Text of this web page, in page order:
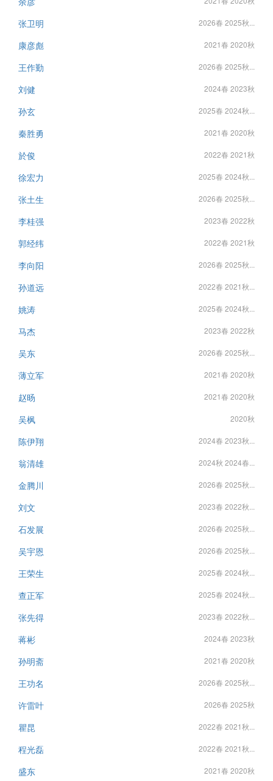
张卫明 2026春 2025秋...
康彦彪 2021春 2020秋
王作勤 2026春 2025秋...
刘健 2024春 2023秋
孙玄 2025春 2024秋...
秦胜勇 2021春 2020秋
於俊 2022春 2021秋
徐宏力 2025春 2024秋...
张土生 2026春 2025秋...
李桂强 2023春 2022秋
郭经纬 2022春 2021秋
李向阳 2026春 2025秋...
孙道远 2022春 2021秋...
姚涛 2025春 2024秋...
马杰 2023春 2022秋
吴东 2026春 2025秋...
薄立军 2021春 2020秋
赵旸 2021春 2020秋
吴枫 2020秋
陈伊翔 2024春 2023秋...
翁清雄 2024秋 2024春...
金腾川 2026春 2025秋...
刘文 2023春 2022秋...
石发展 2026春 2025秋...
吴宇恩 2026春 2025秋...
王荣生 2025春 2024秋...
查正军 2025春 2024秋...
张先得 2023春 2022秋...
蒋彬 2024春 2023秋
孙明斋 2021春 2020秋
王功名 2026春 2025秋...
许雷叶 2026春 2025秋
瞿昆 2022春 2021秋...
程光磊 2022春 2021秋...
盛东 2021春 2020秋